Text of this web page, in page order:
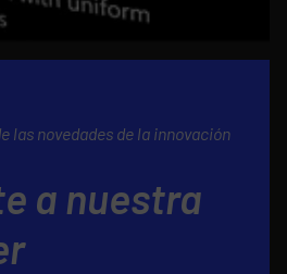
las novedades de la innovación
a nuestra